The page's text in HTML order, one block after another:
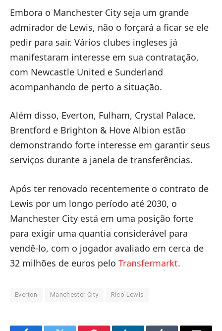
Embora o Manchester City seja um grande
admirador de Lewis, não o forçará a ficar se ele
pedir para sair. Vários clubes ingleses já
manifestaram interesse em sua contratação,
com Newcastle United e Sunderland
acompanhando de perto a situação.
Além disso, Everton, Fulham, Crystal Palace,
Brentford e Brighton & Hove Albion estão
demonstrando forte interesse em garantir seus
serviços durante a janela de transferências.
Após ter renovado recentemente o contrato de
Lewis por um longo período até 2030, o
Manchester City está em uma posição forte
para exigir uma quantia considerável para
vendê-lo, com o jogador avaliado em cerca de
32 milhões de euros pelo Transfermarkt.
Everton Manchester City Rico Lewis